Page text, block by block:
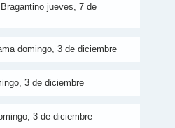
jueves, 7 de
domingo, 3 de diciembre
3 de diciembre
3 de diciembre